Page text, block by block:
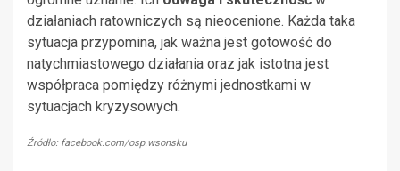
działaniach ratowniczych są nieocenione. Każda taka
sytuacja przypomina, jak ważna jest gotowość do
natychmiastowego działania oraz jak istotna jest
współpraca pomiędzy różnymi jednostkami w
sytuacjach kryzysowych.
Źródło: facebook.com/osp.wsonsku